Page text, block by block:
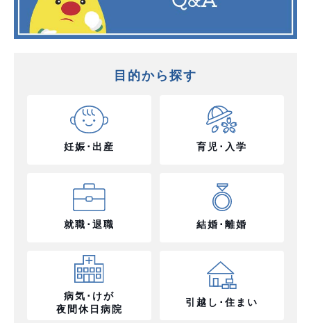
目的から探す
妊娠･出産 育児･入学
就職･退職 結婚･離婚
病気･けが
夜間休日病院
引越し･住まい